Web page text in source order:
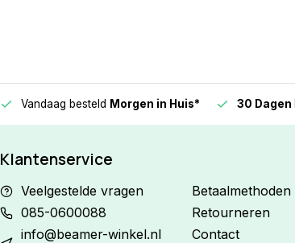
Vandaag besteld Morgen in Huis* 30 Dagen
Klantenservice
Veelgestelde vragen
085-0600088
info@beamer-winkel.nl
Betaalmethoden
Retourneren
Contact